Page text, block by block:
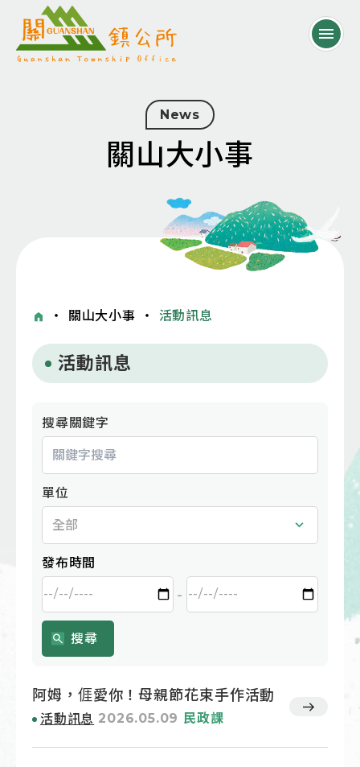
News
關山大小事
・ 關山大小事 ・ 活動訊息
活動訊息
搜尋關鍵字
單位
發布時間
-
搜尋
阿姆，𠊎愛你！母親節花束手作活動
活動訊息 2026.05.09 民政課